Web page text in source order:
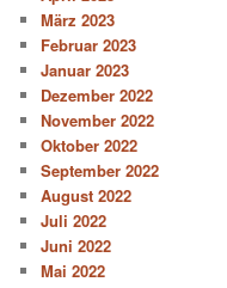
März 2023
Februar 2023
Januar 2023
Dezember 2022
November 2022
Oktober 2022
September 2022
August 2022
Juli 2022
Juni 2022
Mai 2022